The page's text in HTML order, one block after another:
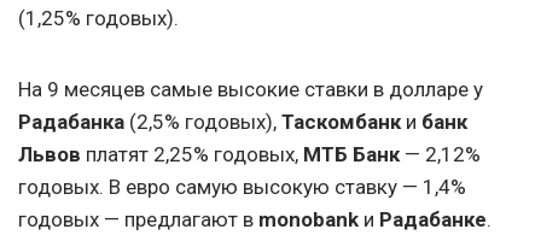
(1,25% годовых).
На 9 месяцев самые высокие ставки в долларе у
Радабанка (2,5% годовых), Таскомбанки банк
Львов платят 2,25% годовых, МТБ Банк— 2,12%
годовых. В евро самую высокую ставку — 1,4%
годовых — предлагают в monobank и Радабанке.